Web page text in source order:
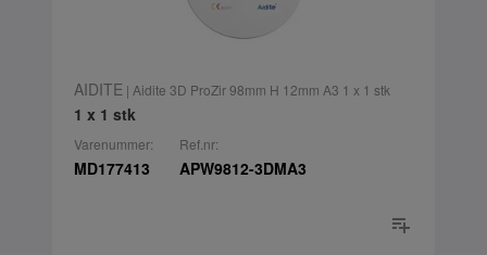
AIDITE | Aidite 3D ProZir 98mm H 12mm A3 1 x 1 stk
1 x 1 stk
Varenummer:
MD177413
Ref.nr:
APW9812-3DMA3